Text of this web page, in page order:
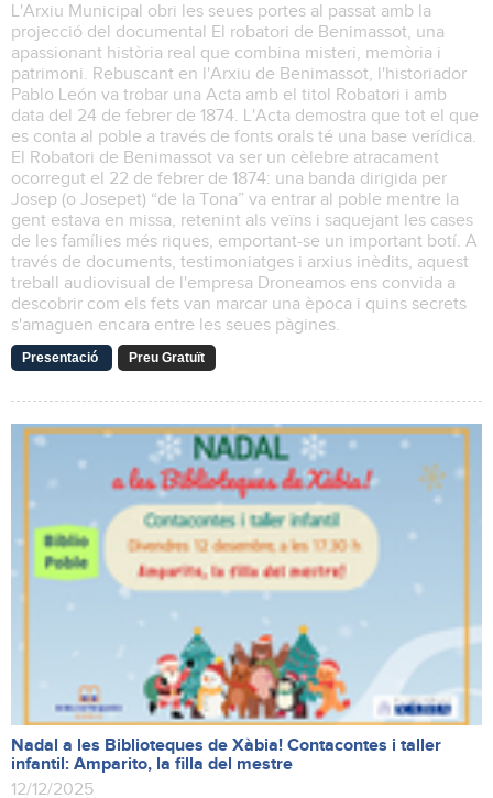
L'Arxiu Municipal obri les seues portes al passat amb la
projecció del documental El robatori de Benimassot, una
apassionant història real que combina misteri, memòria i
patrimoni. Rebuscant en l'Arxiu de Benimassot, l'historiador
Pablo León va trobar una Acta amb el titol Robatori i amb
data del 24 de febrer de 1874. L'Acta demostra que tot el que
es conta al poble a través de fonts orals té una base verídica.
El Robatori de Benimassot va ser un cèlebre atracament
ocorregut el 22 de febrer de 1874: una banda dirigida per
Josep (o Josepet) “de la Tona” va entrar al poble mentre la
gent estava en missa, retenint als veïns i saquejant les cases
de les famílies més riques, emportant-se un important botí. A
través de documents, testimoniatges i arxius inèdits, aquest
treball audiovisual de l'empresa Droneamos ens convida a
descobrir com els fets van marcar una època i quins secrets
s'amaguen encara entre les seues pàgines.
Presentació Preu Gratuït
Nadal a les Biblioteques de Xàbia! Contacontes i taller
infantil: Amparito, la filla del mestre
12/12/2025